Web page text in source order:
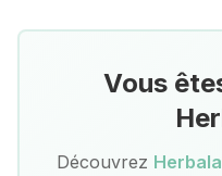
Vous
Découvrez